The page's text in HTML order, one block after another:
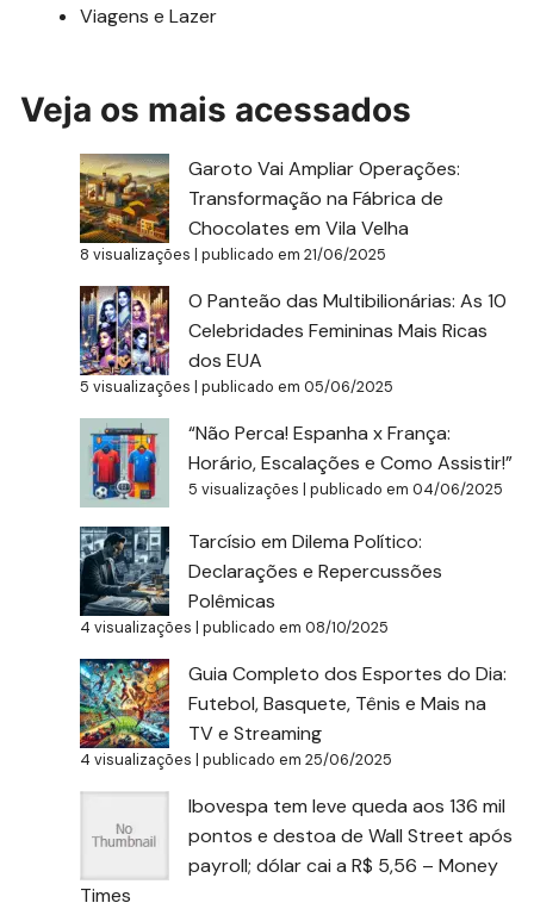
Viagens e Lazer
Veja os mais acessados
Garoto Vai Ampliar Operações:
Transformação na Fábrica de
Chocolates em Vila Velha
8 visualizações |publicado em 21/06/2025
O Panteão das Multibilionárias: As 10
Celebridades Femininas Mais Ricas
dos EUA
5 visualizações |publicado em 05/06/2025
“Não Perca! Espanha x França:
Horário, Escalações e Como Assistir!”
5 visualizações |publicado em 04/06/2025
Tarcísio em Dilema Político:
Declarações e Repercussões
Polêmicas
4 visualizações |publicado em 08/10/2025
Guia Completo dos Esportes do Dia:
Futebol, Basquete, Tênis e Mais na
TV e Streaming
4 visualizações |publicado em 25/06/2025
Ibovespa tem leve queda aos 136 mil
pontos e destoa de Wall Street após
payroll; dólar cai a R$ 5,56 – Money
Times